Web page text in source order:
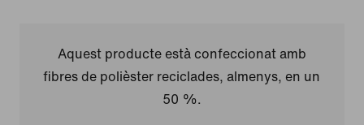
Aquest producte està confeccionat amb
fibres de polièster reciclades, almenys, en un
50 %.